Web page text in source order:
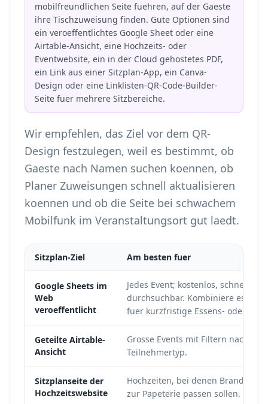
mobilfreundlichen Seite fuehren, auf der Gaeste
ihre Tischzuweisung finden. Gute Optionen sind
ein veroeffentlichtes Google Sheet oder eine
Airtable-Ansicht, eine Hochzeits- oder
Eventwebsite, ein in der Cloud gehostetes PDF,
ein Link aus einer Sitzplan-App, ein Canva-
Design oder eine Linklisten-QR-Code-Builder-
Seite fuer mehrere Sitzbereiche.
Wir empfehlen, das Ziel vor dem QR-
Design festzulegen, weil es bestimmt, ob
Gaeste nach Namen suchen koennen, ob
Planer Zuweisungen schnell aktualisieren
koennen und ob die Seite bei schwachem
Mobilfunk im Veranstaltungsort gut laedt.
Sitzplan-Ziel Am besten fuer
Google Sheets im
Web
veroeffentlicht
Jedes Event; kostenlos, schnell
durchsuchbar. Kombiniere es mit
fuer kurzfristige Essens- oder
Geteilte Airtable-
Ansicht
Grosse Events mit Filtern nach
Teilnehmertyp.
Sitzplanseite der
Hochzeitswebsite
Hochzeiten, bei denen Branding,
zur Papeterie passen sollen.